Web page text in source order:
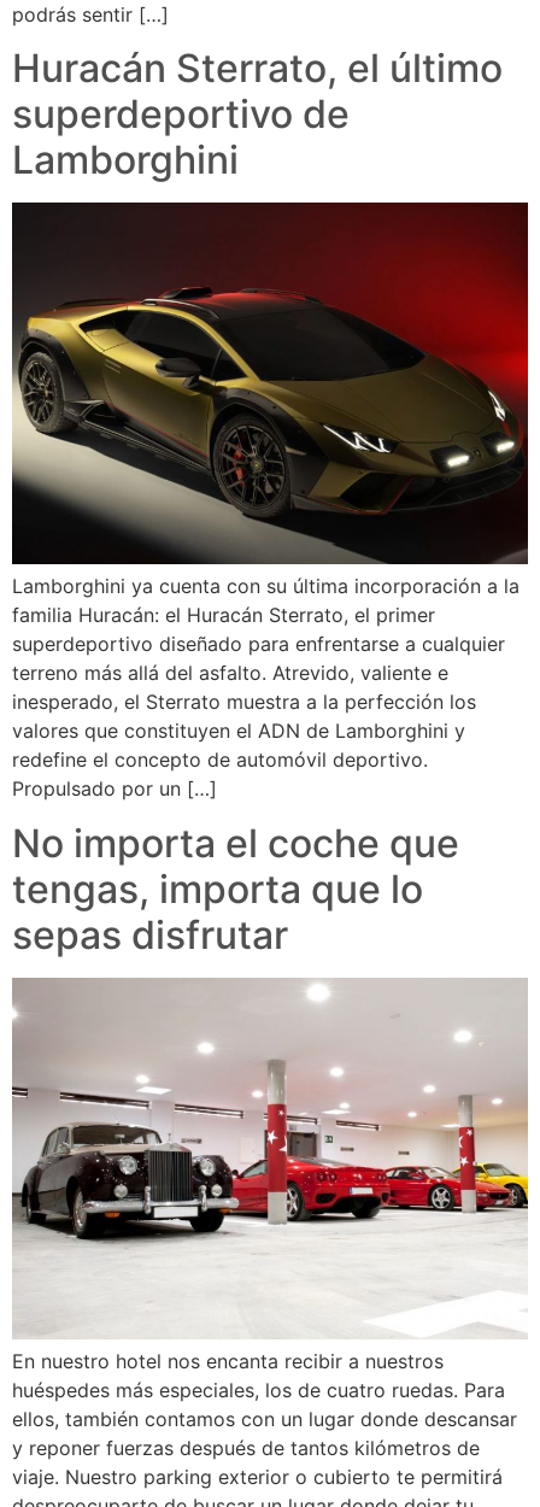
podrás sentir […]
Huracán Sterrato, el último
superdeportivo de
Lamborghini
Lamborghini ya cuenta con su última incorporación a la
familia Huracán: el Huracán Sterrato, el primer
superdeportivo diseñado para enfrentarse a cualquier
terreno más allá del asfalto. Atrevido, valiente e
inesperado, el Sterrato muestra a la perfección los
valores que constituyen el ADN de Lamborghini y
redefine el concepto de automóvil deportivo.
Propulsado por un […]
No importa el coche que
tengas, importa que lo
sepas disfrutar
En nuestro hotel nos encanta recibir a nuestros
huéspedes más especiales, los de cuatro ruedas. Para
ellos, también contamos con un lugar donde descansar
y reponer fuerzas después de tantos kilómetros de
viaje. Nuestro parking exterior o cubierto te permitirá